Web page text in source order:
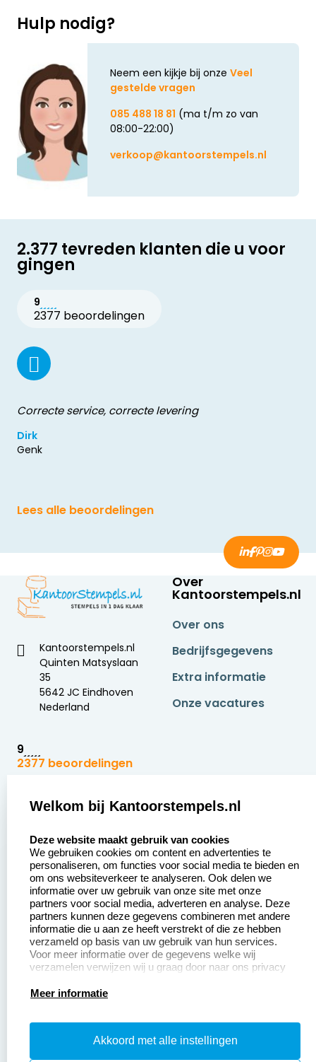
Hulp nodig?
Neem een kijkje bij onze Veel
gestelde vragen
085 488 18 81 (ma t/m zo van
08:00-22:00)
verkoop@kantoorstempels.nl
2.377 tevreden klanten die u voor
gingen
9
2377 beoordelingen
Correcte service, correcte levering
Dirk
Genk
Lees alle beoordelingen
Kantoorstempels.nl
Quinten Matsyslaan
35
5642 JC Eindhoven
Nederland
9
2377 beoordelingen
Over
Kantoorstempels.nl
Over ons
Bedrijfsgegevens
Extra informatie
Onze vacatures
Zakelijk:
Aanvraag op maat
Betaling &
Verzending
Wederverkoper
worden
Sale
Klantenservice:
Contact opnemen
Veel gestelde vragen
Retourneren
Herroepingsrecht
Productinformatie:
Instructiepagina
Welkom bij Kantoorstempels.nl
Deze website maakt gebruik van cookies
We gebruiken cookies om content en advertenties te
personaliseren, om functies voor social media te bieden en
om ons websiteverkeer te analyseren. Ook delen we
informatie over uw gebruik van onze site met onze
partners voor social media, adverteren en analyse. Deze
partners kunnen deze gegevens combineren met andere
informatie die u aan ze heeft verstrekt of die ze hebben
verzameld op basis van uw gebruik van hun services.
Voor meer informatie over de gegevens welke wij
verzamelen verwijzen wij u graag door naar ons privacy
Meer informatie
Akkoord met alle instellingen